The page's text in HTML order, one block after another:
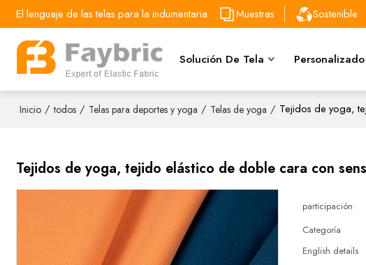
El lenguaje de las telas para la indumentaria Muestras Sostenible
Solución De Tela Personalizado
Inicio / todos / Telas para deportes y yoga / Telas de yoga / Tejidos de yoga,
Tejidos de yoga, tejido elástico de doble cara con
participación
Categoría
English details